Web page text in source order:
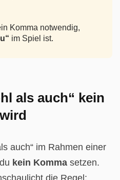
Komma notwendig,
im Spiel ist.
als auch“ kein
auch“ im Rahmen einer
kein Komma setzen.
die Regel: